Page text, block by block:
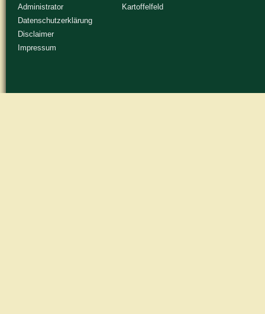
Administrator
Datenschutzerklärung
Disclaimer
Impressum
Kartoffelfeld